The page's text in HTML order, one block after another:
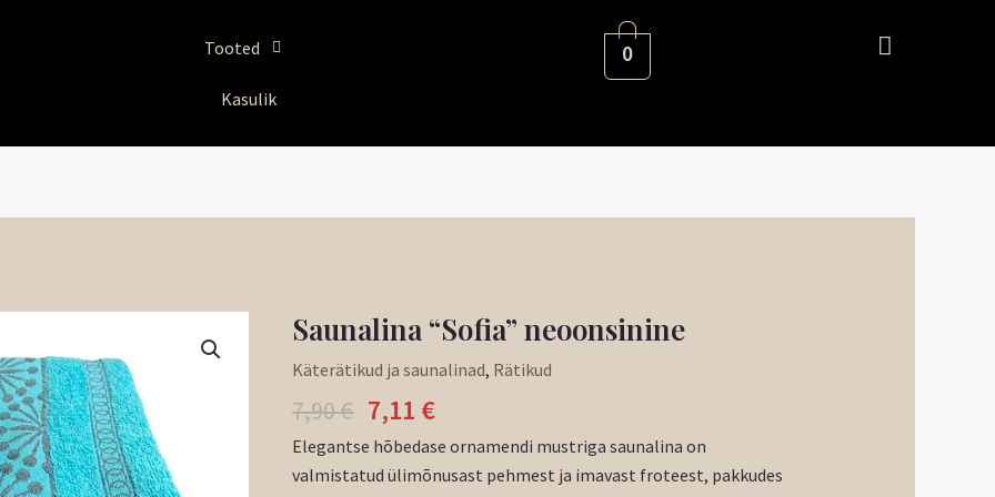
Tooted
Kasulik
0
Saunalina “Sofia” neoonsinine
Käterätikud ja saunalinad, Rätikud
7,90€
Algne
oli:
7,90 €.
7,11 €
Praegune
on:
7,11 €.
Elegantse hõbedase ornamendi mustriga saunalina on
valmistatud ülimõnusast pehmest ja imavast froteest, pakkudes
Saunalina
neoonsinine
kogus